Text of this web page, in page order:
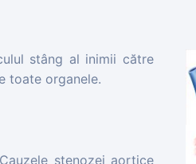
stâng al inimii către
toate organele.
stenozei aortice